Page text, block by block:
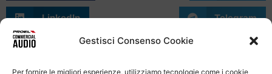
Gestisci Consenso Cookie
Per fornire le migliori esperienze, utilizziamo tecnologie come i cookie
LinkedIn Telegram
WhatsApp Email Skype